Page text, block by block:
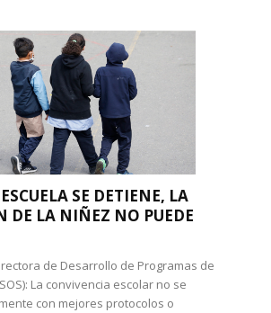
SE DETIENE, LA
DE LA NIÑEZ NO PUEDE
de Desarrollo de Programas de
La convivencia escolar no se
con mejores protocolos o